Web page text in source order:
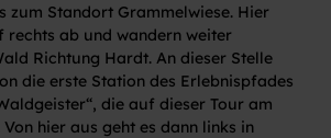
zum Standort Grammelwiese. Hier
rechts ab und wandern weiter
Richtung Hardt. An dieser Stelle
die erste Station des Erlebnispfades
die auf dieser Tour am
hier aus geht es dann links in